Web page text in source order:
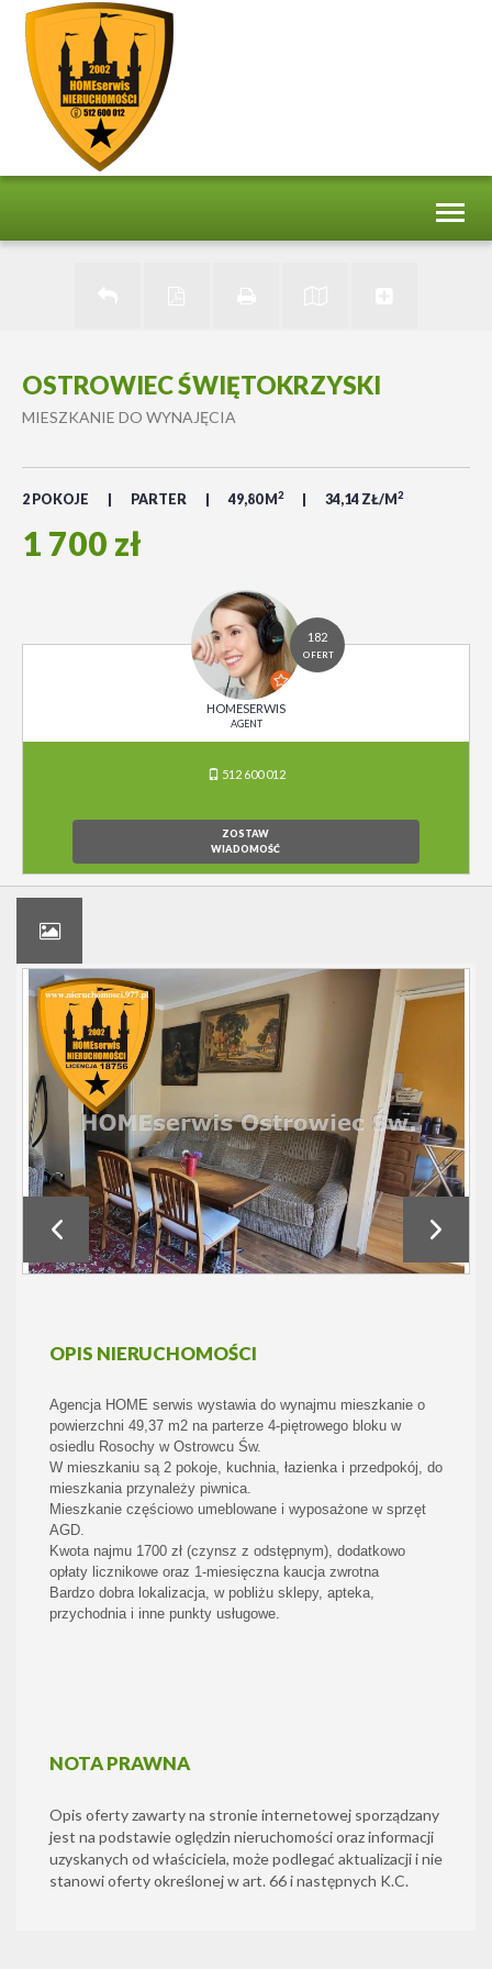
OSTROWIEC ŚWIĘTOKRZYSKI
MIESZKANIE DO WYNAJĘCIA
2 POKOJE PARTER 49,80 M 2 34,14 ZŁ/M 2
1 700 zł
182
OFERT
HOMESERWIS
AGENT
512 600 012
ZOSTAW
WIADOMOŚĆ
OPIS NIERUCHOMOŚCI
Agencja HOME serwis wystawia do wynajmu mieszkanie o
powierzchni 49,37 m2 na parterze 4-piętrowego bloku w
osiedlu Rosochy w Ostrowcu Św.
W mieszkaniu są 2 pokoje, kuchnia, łazienka i przedpokój, do
mieszkania przynależy piwnica.
Mieszkanie częściowo umeblowane i wyposażone w sprzęt
AGD.
Kwota najmu 1700 zł (czynsz z odstępnym), dodatkowo
opłaty licznikowe oraz 1-miesięczna kaucja zwrotna
Bardzo dobra lokalizacja, w pobliżu sklepy, apteka,
przychodnia i inne punkty usługowe.
NOTA PRAWNA
Opis oferty zawarty na stronie internetowej sporządzany
jest na podstawie oględzin nieruchomości oraz informacji
uzyskanych od właściciela, może podlegać aktualizacji i nie
stanowi oferty określonej w art. 66 i następnych K.C.